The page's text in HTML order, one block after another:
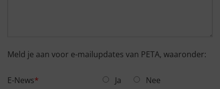
Meld je aan voor e-mailupdates van PETA, waaronder:
E-News Ja Nee